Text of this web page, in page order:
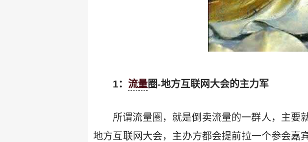
1： 流量圈-地方互联网大会的主力军
所谓流量圈，就是倒卖流量的一群人，主要
地方互联网大会，主办方都会提前拉一个参会嘉